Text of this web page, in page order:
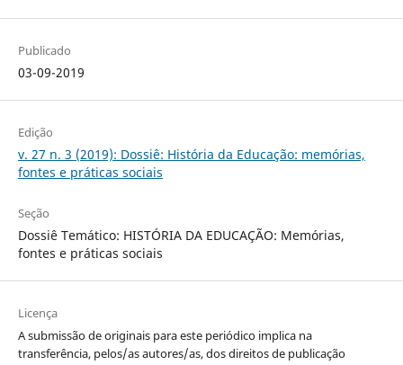
Publicado
03-09-2019
Edição
v. 27 n. 3 (2019): Dossiê: História da Educação: memórias,
fontes e práticas sociais
Seção
Dossiê Temático: HISTÓRIA DA EDUCAÇÃO: Memórias,
fontes e práticas sociais
Licença
A submissão de originais para este periódico implica na
transferência, pelos/as autores/as, dos direitos de publicação